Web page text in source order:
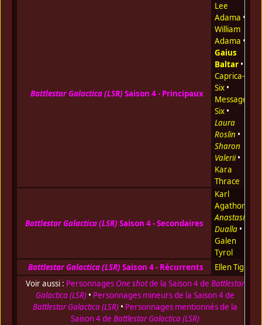
Battlestar Galactica (LSR) Saison 4 - Principaux
Lee
Adama •
William
Adama •
Gaius
Baltar•
Caprica-
Six•
Messager
Six•
Laura
Roslin •
Sharon
Valerii•
Kara
Thrace
Battlestar Galactica (LSR) Saison 4 - Secondaires
Karl
Agathon
Anastasia
Dualla•
Galen
Tyrol
Battlestar Galactica (LSR) Saison 4 - Récurrents
Ellen Tigh
Voir aussi : Personnages One shotde la Saison 4 de Battlestar
Galactica (LSR)• Personnages mineurs de la Saison 4 de
Battlestar Galactica (LSR)• Personnages mentionnés de la
Saison 4 de Battlestar Galactica (LSR)